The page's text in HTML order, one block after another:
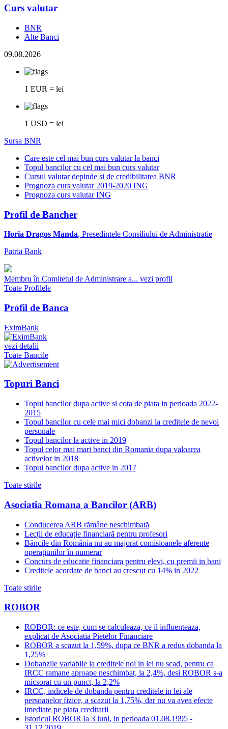
Curs valutar
BNR
Alte Banci
09.08.2026
1 EUR = lei
1 USD = lei
Sursa BNR
Care este cel mai bun curs valutar la banci
Topul bancilor cu cel mai bun curs valutar
Cursul valutar depinde si de credibilitatea BNR
Prognoza curs valutar 2019-2020 ING
Prognoza curs valutar ING
Profil de Bancher
Horia Dragos Manda, Presedintele Consiliului de Administratie
Patria Bank
Membru în Comitetul de Administrare a... vezi profil
Toate Profilele
Profil de Banca
EximBank
vezi detalii
Toate Bancile
Topuri Banci
Topul bancilor dupa active si cota de piata in perioada 2022-
2015
Topul bancilor cu cele mai mici dobanzi la creditele de nevoi
personale
Topul bancilor la active in 2019
Topul celor mai mari banci din Romania dupa valoarea
activelor in 2018
Topul bancilor dupa active in 2017
Toate stirile
Asociatia Romana a Bancilor (ARB)
Conducerea ARB rămâne neschimbată
Lecții de educație financiară pentru profesori
Băncile din România nu au majorat comisioanele aferente
operațiunilor în numerar
Concurs de educatie financiara pentru elevi, cu premii in bani
Creditele acordate de banci au crescut cu 14% in 2022
Toate stirile
ROBOR
ROBOR: ce este, cum se calculeaza, ce il influenteaza,
explicat de Asociatia Pietelor Financiare
ROBOR a scazut la 1,59%, dupa ce BNR a redus dobanda la
1,25%
Dobanzile variabile la creditele noi in lei nu scad, pentru ca
IRCC ramane aproape neschimbat, la 2,4%, desi ROBOR s-a
micsorat cu un punct, la 2,2%
IRCC, indicele de dobanda pentru creditele in lei ale
persoanelor fizice, a scazut la 1,75%, dar nu va avea efecte
imediate pe piata creditarii
Istoricul ROBOR la 3 luni, in perioada 01.08.1995 -